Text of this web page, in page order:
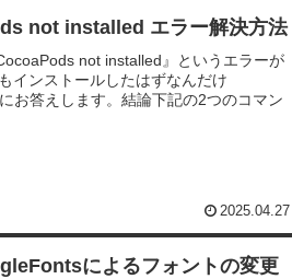
not installed エラー解決方法
not installed』というエラーが
インストールしたはずなんだけ
お答えします。結論下記の2つのコマン
2025.04.27
によるフォントの変更